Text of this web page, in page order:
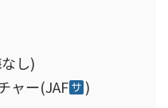
し)
ャー(JAF
)